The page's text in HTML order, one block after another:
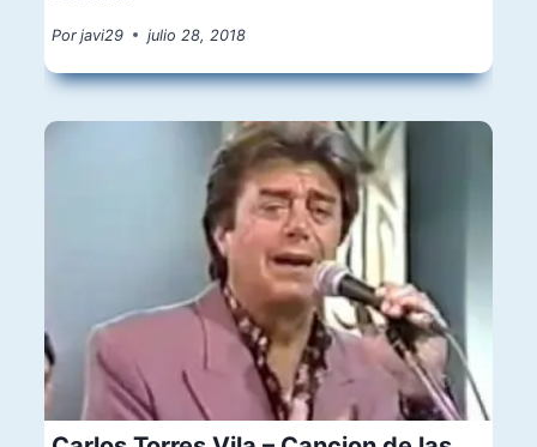
Por javi29 julio 28, 2018